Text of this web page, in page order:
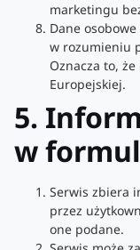
marketingu
Dane
w rozumieniu
Oznacza to,
Europejskiej.
5.
w
Serwis zbiera
przez
one podane.